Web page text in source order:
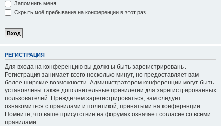
Запомнить меня
Скрыть моё пребывание на конференции в этот раз
РЕГИСТРАЦИЯ
Для входа на конференцию вы должны быть зарегистрированы.
Регистрация занимает всего несколько минут, но предоставляет вам
более широкие возможности. Администратором конференции могут быть
установлены также дополнительные привилегии для зарегистрированных
пользователей. Прежде чем зарегистрироваться, вам следует
ознакомиться с правилами и политикой, принятыми на конференции.
Помните, что ваше присутствие на форумах означает согласие со всеми
правилами.